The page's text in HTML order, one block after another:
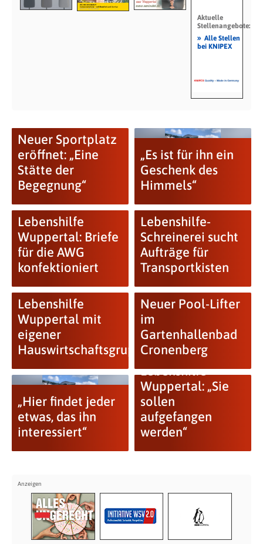
Aktuelle
Stellenangebote:
» Alle Stellen
bei KNIPEX
Neuer Sportplatz
eröffnet: „Eine
Stätte der
Begegnung“
„Es ist für ihn ein
Geschenk des
Himmels“
Lebenshilfe
Wuppertal: Briefe
für die AWG
konfektioniert
Lebenshilfe-
Schreinerei sucht
Aufträge für
Transportkisten
Lebenshilfe
Wuppertal mit
eigener
Hauswirtschaftsgruppe
Neuer Pool-Lifter
im
Gartenhallenbad
Cronenberg
„Hier findet jeder
etwas, das ihn
interessiert“
Lebenshilfe
Wuppertal: „Sie
sollen
aufgefangen
werden“